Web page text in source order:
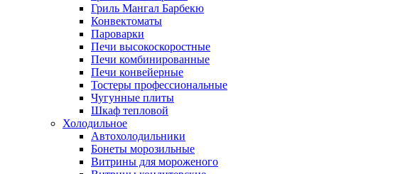
Гриль Мангал Барбекю
Конвектоматы
Пароварки
Печи высокоскоростные
Печи комбинированные
Печи конвейерные
Тостеры профессиональные
Чугунные плиты
Шкаф тепловой
Холодильное
Автохолодильники
Бонеты морозильные
Витрины для мороженого